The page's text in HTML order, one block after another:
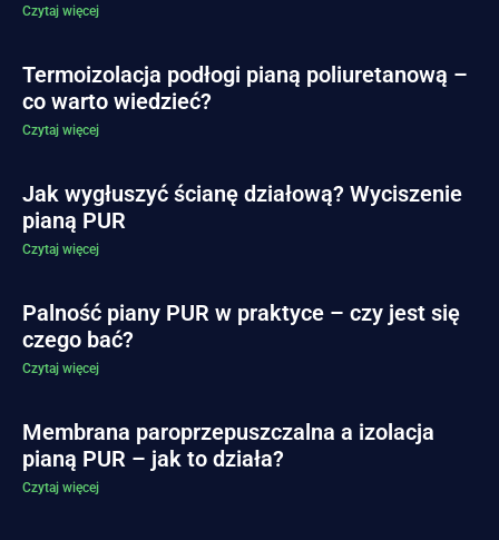
Czytaj więcej
Termoizolacja podłogi pianą poliuretanową –
co warto wiedzieć?
Czytaj więcej
Jak wygłuszyć ścianę działową? Wyciszenie
pianą PUR
Czytaj więcej
Palność piany PUR w praktyce – czy jest się
czego bać?
Czytaj więcej
Membrana paroprzepuszczalna a izolacja
pianą PUR – jak to działa?
Czytaj więcej